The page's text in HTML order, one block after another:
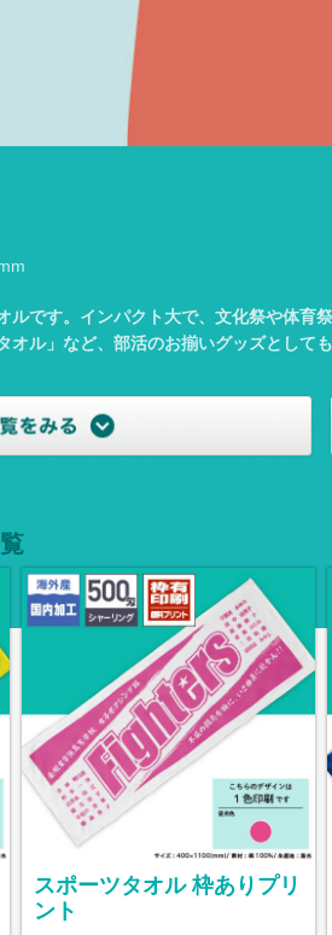
ルです。インパクト大で、文化祭や体
オル」など、部活のお揃いグッズとして
スポーツタオル 枠ありプリ
ント